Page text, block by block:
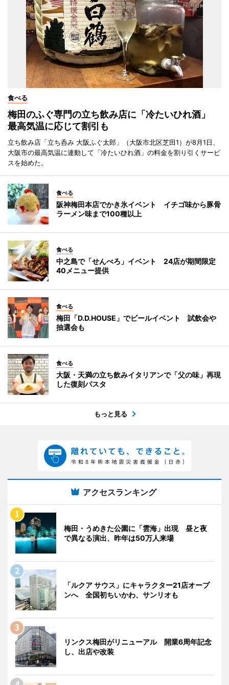
食べる
梅田のふぐ専門の立ち飲み店に「冷たいひれ酒」
最高気温に応じて割引も
立ち飲み店「立ち呑み 大阪ふぐ太郎」（大阪市北区芝田1）が8月1日、
大阪市の最高気温に連動して「冷たいひれ酒」の料金を割り引くサービ
スを始めた。
食べる
阪神梅田本店でかき氷イベント イチゴ味から豚骨
ラーメン味まで100種以上
食べる
中之島で「せんべろ」イベント 24店が期間限定
40メニュー提供
食べる
梅田「D.D.HOUSE」でビールイベント 試飲会や
抽選会も
食べる
大阪・天満の立ち飲みイタリアンで「父の味」再現
した復刻パスタ
もっと見る
アクセスランキング
梅田・うめきた公園に「雲海」出現 昼と夜
で異なる演出、昨年は50万人来場
「ルクア サウス」にキャラクター21店オープ
ンへ 全国初ちいかわ、サンリオも
リンクス梅田がリニューアル 開業6周年記念
し、出店や改装